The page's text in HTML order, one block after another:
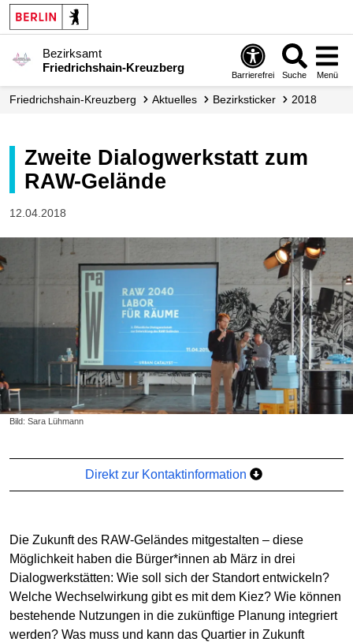
Bezirksamt
Friedrichshain-Kreuzberg
Barrierefrei Suche Menü
Friedrichshain-Kreuzberg Aktuelles Bezirksticker 2018
Zweite Dialogwerkstatt zum
RAW-Gelände
12.04.2018
Bild: Sara Lühmann
Direkt zur Kontaktinformation
Die Zukunft des RAW-Geländes mitgestalten – diese
Möglichkeit haben die Bürger*innen ab März in drei
Dialogwerkstätten: Wie soll sich der Standort entwickeln?
Welche Wechselwirkung gibt es mit dem Kiez? Wie können
bestehende Nutzungen in die zukünftige Planung integriert
werden? Was muss und kann das Quartier in Zukunft